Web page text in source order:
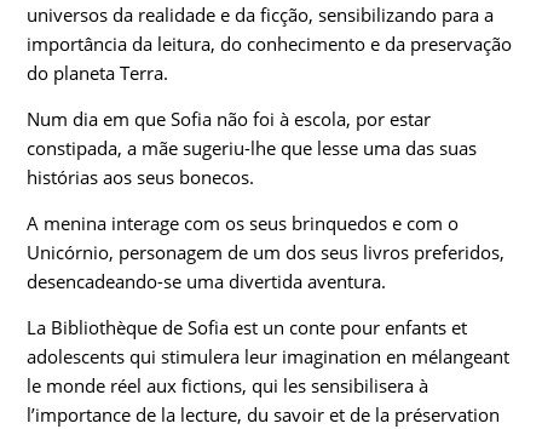
universos da realidade e da ficção, sensibilizando para a
importância da leitura, do conhecimento e da preservação
do planeta Terra.
Num dia em que Sofia não foi à escola, por estar
constipada, a mãe sugeriu-lhe que lesse uma das suas
histórias aos seus bonecos.
A menina interage com os seus brinquedos e com o
Unicórnio, personagem de um dos seus livros preferidos,
desencadeando-se uma divertida aventura.
La Bibliothèque de Sofia est un conte pour enfants et
adolescents qui stimulera leur imagination en mélangeant
le monde réel aux fictions, qui les sensibilisera à
l’importance de la lecture, du savoir et de la préservation